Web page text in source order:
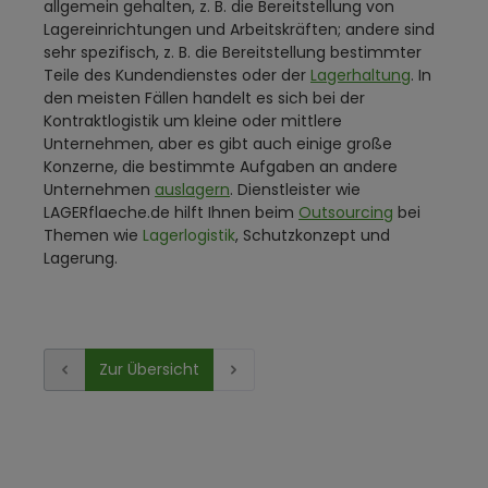
allgemein gehalten, z. B. die Bereitstellung von
Lagereinrichtungen und Arbeitskräften; andere sind
sehr spezifisch, z. B. die Bereitstellung bestimmter
Teile des Kundendienstes oder der Lagerhaltung. In
den meisten Fällen handelt es sich bei der
Kontraktlogistik um kleine oder mittlere
Unternehmen, aber es gibt auch einige große
Konzerne, die bestimmte Aufgaben an andere
Unternehmen auslagern. Dienstleister wie
LAGERflaeche.de hilft Ihnen beim Outsourcing bei
Themen wie Lagerlogistik, Schutzkonzept und
Lagerung.
Zur Übersicht